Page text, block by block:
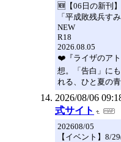
🆕【06日の新刊
「平成敗残兵す
NEW
R18
2026.08.05
❤️『ライザのア
想。「告白」に
れる、ひと夏の
2026/08/06
式サイト
202608/05
【イベント】8/